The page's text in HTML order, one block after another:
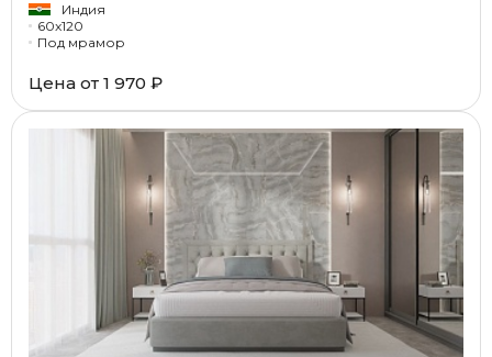
Индия
60x120
Под мрамор
Цена от 1 970 ₽